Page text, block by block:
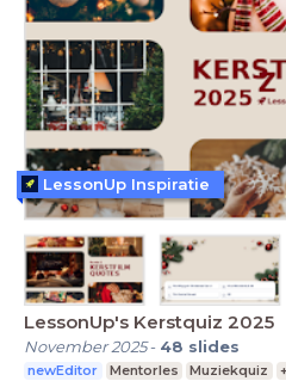
LessonUp's Kerstquiz 2025
November 2025- 48 slides
newEditor Mentorles Muziekquiz
LessonUp Inspiratie